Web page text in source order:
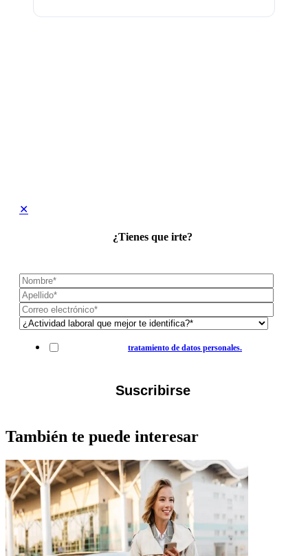
✕
¿Tienes que irte?
tratamiento de datos personales.
También te puede interesar